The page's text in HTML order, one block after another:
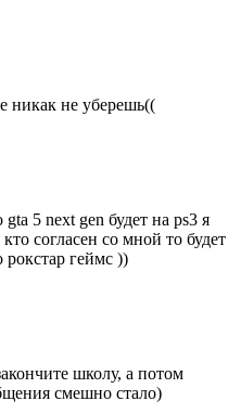
никак не уберешь((
5 next gen будет на ps3 я
согласен со мной то будет
геймс ))
школу, а потом
смешно стало)